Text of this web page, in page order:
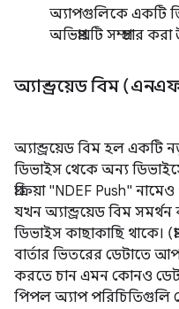
অ্যাপগুলিকে একটি
অভিপ্রায়টি সম্প্রচার
অ্যান্ড্রয়েড বিম
অ্যান্ড্রয়েড বিম হল একটি
ডিভাইস থেকে অন্য
প্রক্রিয়া "NDEF Push"
যখন অ্যান্ড্রয়েড বিম
ডিভাইস কাছাকাছি থাকে।
বার্তার ভিতরের ডেটাতে
করতে চান এমন কোনও
পিপল অ্যাপ পরিচিতিগুলি